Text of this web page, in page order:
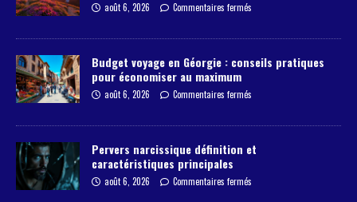
août 6, 2026 Commentaires fermés
Budget voyage en Géorgie : conseils pratiques
pour économiser au maximum
août 6, 2026 Commentaires fermés
Pervers narcissique définition et
caractéristiques principales
août 6, 2026 Commentaires fermés